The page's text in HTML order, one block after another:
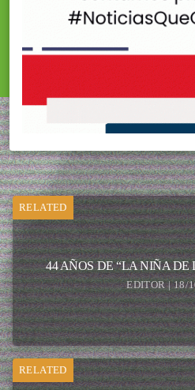
RELATED
44 AÑOS DE “LA NIÑA
EDITOR | 18/
RELATED